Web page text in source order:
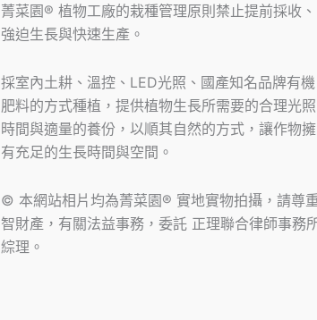
菁菜園® 植物工廠的栽種管理原則禁止提前採收、
強迫生長與快速生產。
採室內土耕、溫控、LED光照、國產知名品牌有機
肥料的方式種植，提供植物生長所需要的合理光照
時間與適量的養份，以順其自然的方式，讓作物擁
有充足的生長時間與空間。
© 本網站相片均為菁菜園® 實地實物拍攝，請尊
智財產，有關法益事務，委託 正理聯合律師事務
綜理。